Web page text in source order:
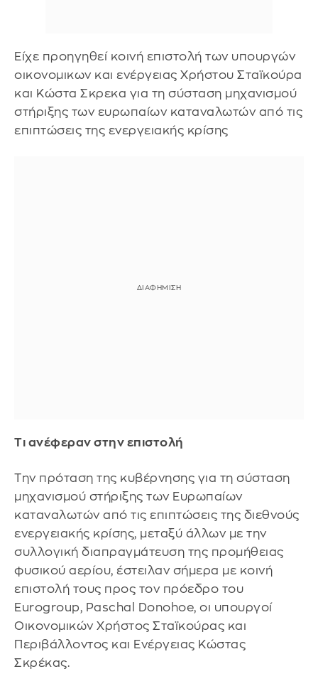
Είχε προηγηθεί κοινή επιστολή των υπουργών
οικονομικων και ενέργειας Χρήστου Σταϊκούρα
και Κώστα Σκρεκα για τη σύσταση μηχανισμού
στήριξης των ευρωπαίων καταναλωτών από τις
επιπτώσεις της ενεργειακής κρίσης
Τι ανέφεραν στην επιστολή
Την πρόταση της κυβέρνησης για τη σύσταση
μηχανισμού στήριξης των Ευρωπαίων
καταναλωτών από τις επιπτώσεις της διεθνούς
ενεργειακής κρίσης, μεταξύ άλλων με την
συλλογική διαπραγμάτευση της προμήθειας
φυσικού αερίου, έστειλαν σήμερα με κοινή
επιστολή τους προς τον πρόεδρο του
Eurogroup, Paschal Donohoe, οι υπουργοί
Οικονομικών Χρήστος Σταϊκούρας και
Περιβάλλοντος και Ενέργειας Κώστας
Σκρέκας.